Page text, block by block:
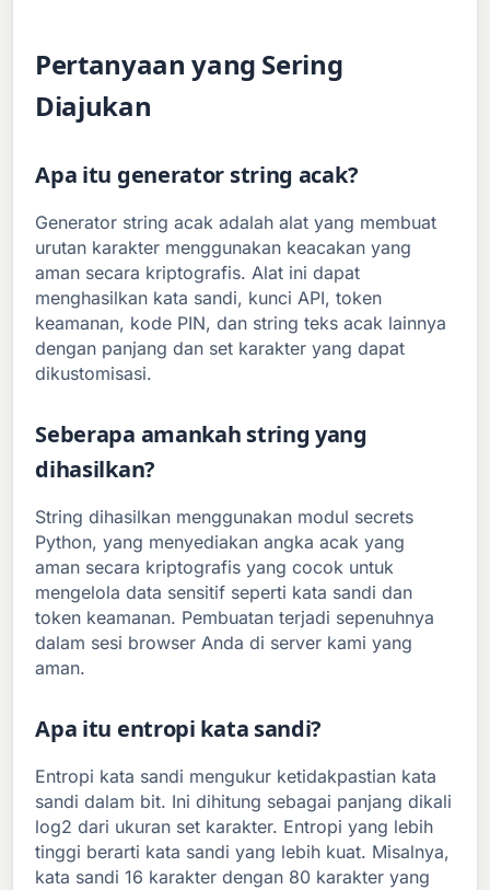
Pertanyaan yang Sering
Diajukan
Apa itu generator string acak?
Generator string acak adalah alat yang membuat
urutan karakter menggunakan keacakan yang
aman secara kriptografis. Alat ini dapat
menghasilkan kata sandi, kunci API, token
keamanan, kode PIN, dan string teks acak lainnya
dengan panjang dan set karakter yang dapat
dikustomisasi.
Seberapa amankah string yang
dihasilkan?
String dihasilkan menggunakan modul secrets
Python, yang menyediakan angka acak yang
aman secara kriptografis yang cocok untuk
mengelola data sensitif seperti kata sandi dan
token keamanan. Pembuatan terjadi sepenuhnya
dalam sesi browser Anda di server kami yang
aman.
Apa itu entropi kata sandi?
Entropi kata sandi mengukur ketidakpastian kata
sandi dalam bit. Ini dihitung sebagai panjang dikali
log2 dari ukuran set karakter. Entropi yang lebih
tinggi berarti kata sandi yang lebih kuat. Misalnya,
kata sandi 16 karakter dengan 80 karakter yang